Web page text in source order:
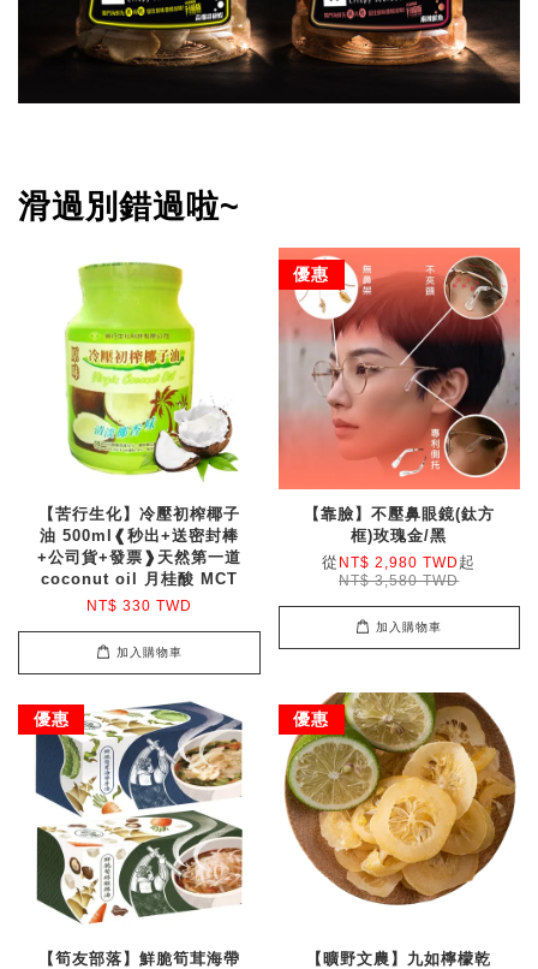
滑過別錯過啦~
【苦行生化】冷壓初榨椰子
油 500ml❰秒出+送密封棒
+公司貨+發票❱天然第一道
coconut oil 月桂酸 MCT
NT$ 330 TWD
加入購物車
優惠
【靠臉】不壓鼻眼鏡(鈦方
框)玫瑰金/黑
從 NT$ 2,980 TWD 起
NT$ 3,580 TWD
加入購物車
優惠
【筍友部落】鮮脆筍茸海帶
優惠
【曠野文農】九如檸檬乾